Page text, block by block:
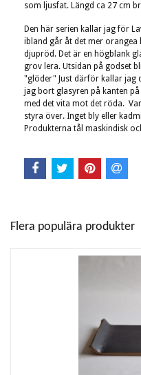
som ljusfat. Längd ca 27 cm
Den här serien kallar jag för
ibland går åt det mer orangea
djupröd. Det är en högblank
grov lera. Utsidan på godset
"glöder" Just därför kallar jag
jag bort glasyren på kanten
med det vita mot det röda.
styra över. Inget bly eller
Produkterna tål maskindisk
Flera populära produkter